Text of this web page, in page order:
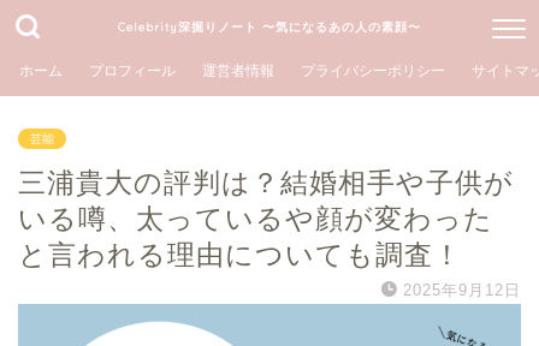
Celebrity深掘りノート 〜気になるあの人の素顔〜
ホーム プロフィール 運営者情報 プライバシーポリシー サイトマ
芸能
三浦貴大の評判は？結婚相手や子供が
いる噂、太っているや顔が変わった
と言われる理由についても調査！
2025年9月12日